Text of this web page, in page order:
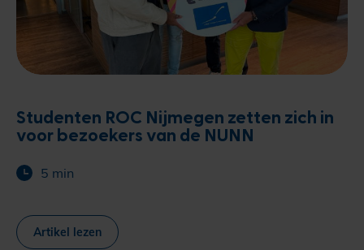
Studenten ROC Nijmegen zetten zich in
voor bezoekers van de NUNN
5 min
Artikel lezen